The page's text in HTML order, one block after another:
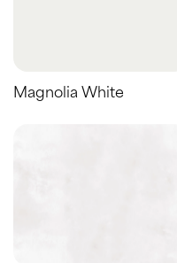
Magnolia White